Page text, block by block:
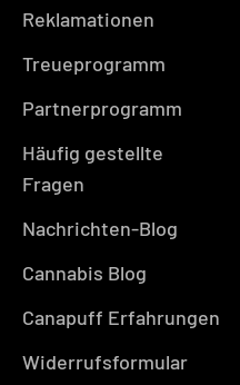
Reklamationen
Treueprogramm
Partnerprogramm
Häufig gestellte
Fragen
Nachrichten-Blog
Cannabis Blog
Canapuff Erfahrungen
Widerrufsformular